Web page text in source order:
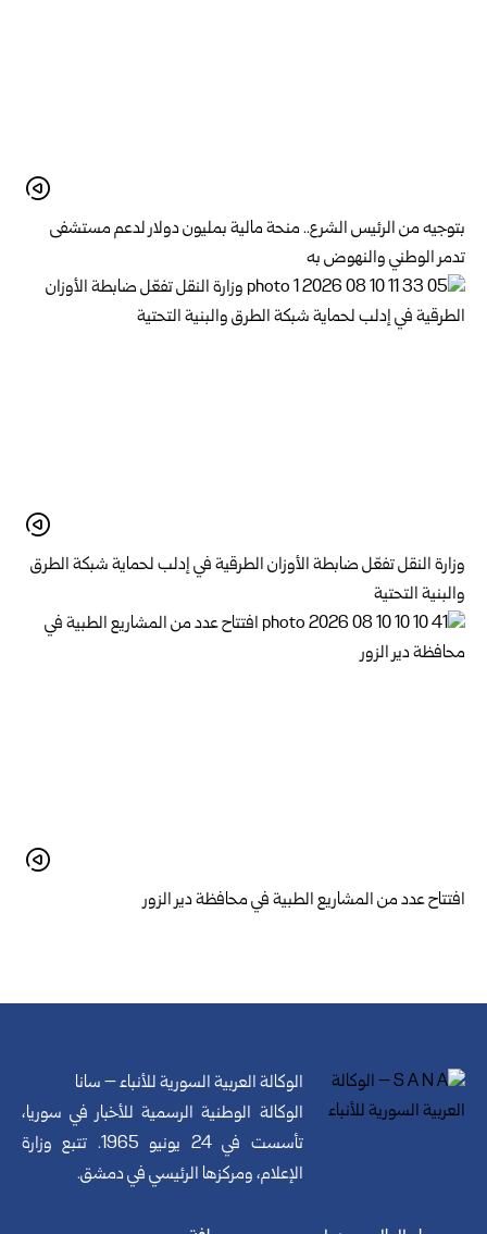
بتوجيه من الرئيس الشرع.. منحة مالية بمليون دولار لدعم ‌‏مستشفى
تدمر الوطني والنهوض به‏
وزارة النقل تفعّل ضابطة الأوزان الطرقية في إدلب لحماية شبكة الطرق
والبنية التحتية
افتتاح عدد من المشاريع الطبية في محافظة دير الزور
الوكالة العربية السورية للأنباء – سانا
الوكالة الوطنية الرسمية للأخبار في سوريا،
تأسست في 24 يونيو 1965. تتبع وزارة
الإعلام، ومركزها الرئيسي في دمشق.